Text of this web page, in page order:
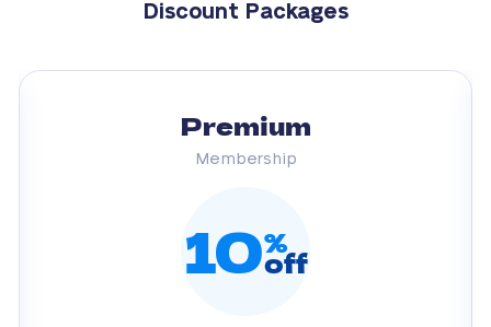
Discount Packages
Premium
Membership
10%
off